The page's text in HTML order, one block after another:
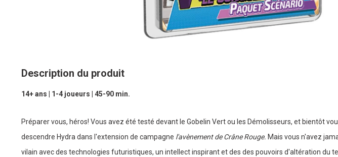
Description du produit
14+ ans | 1-4 joueurs | 45-90 min.
Préparer vous, héros! Vous avez été testé devant le Gobelin Vert ou les Démolisseurs, et bientôt
descendre Hydra dans l'extension de campagne l'avènement de Crâne Rouge. Mais vous n'avez
vilain avec des technologies futuristiques, un intellect inspirant et des des pouvoirs d'altération du